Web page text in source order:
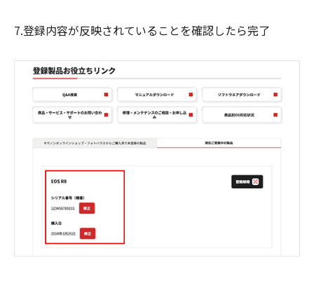
7.登録内容が反映されていることを確認したら完了